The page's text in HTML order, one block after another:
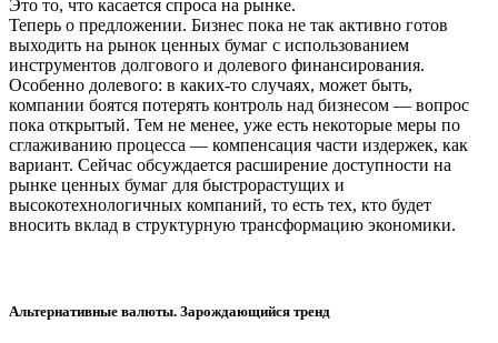
Это то, что касается спроса на рынке.
Теперь о предложении. Бизнес пока не так активно готов
выходить на рынок ценных бумаг с использованием
инструментов долгового и долевого финансирования.
Особенно долевого: в каких-то случаях, может быть,
компании боятся потерять контроль над бизнесом — вопрос
пока открытый. Тем не менее, уже есть некоторые меры по
сглаживанию процесса — компенсация части издержек, как
вариант. Сейчас обсуждается расширение доступности на
рынке ценных бумаг для быстрорастущих и
высокотехнологичных компаний, то есть тех, кто будет
вносить вклад в структурную трансформацию экономики.
Альтернативные валюты. Зарождающийся тренд